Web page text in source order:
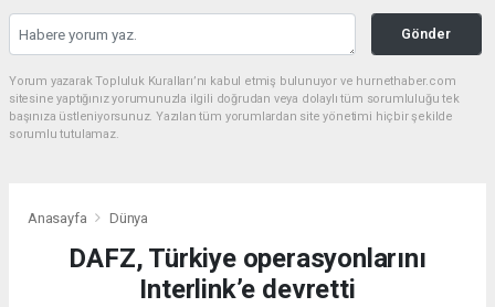
Gönder
Yorum yazarak Topluluk Kuralları’nı kabul etmiş bulunuyor ve hurnethaber.com
sitesine yaptığınız yorumunuzla ilgili doğrudan veya dolaylı tüm sorumluluğu tek
başınıza üstleniyorsunuz. Yazılan tüm yorumlardan site yönetimi hiçbir şekilde
sorumlu tutulamaz.
Anasayfa Dünya
DAFZ, Türkiye operasyonlarını
Interlink’e devretti